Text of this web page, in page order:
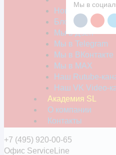
Новости
Блог
Мы в Дзен
Мы в Telegram
Мы в ВКонтакте
Мы в MAX
Наш Rutube-
Наш VK Video-
Академия SL
О компании
Контакты
Мы в
+7 (495) 920-00-65
Офис ServiceLine
Запомнить мой
Если вам не удалось